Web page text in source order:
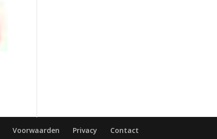
Voorwaarden Privacy Contact